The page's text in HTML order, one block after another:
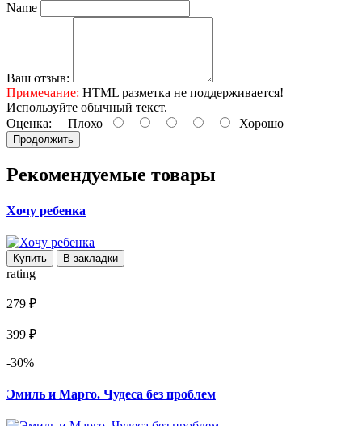
Name
Ваш отзыв:
Примечание: HTML разметка не поддерживается!
Используйте обычный текст.
Оценка: Плохо Хорошо
Продолжить
Рекомендуемые товары
Хочу ребенка
Купить В закладки
rating
279 ₽
399 ₽
-30%
Эмиль и Марго. Чудеса без проблем